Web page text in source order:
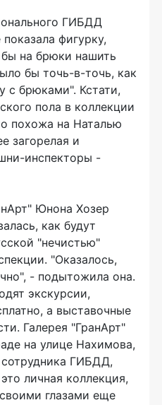
ГИБДД
фигурку,
на брюки нашить
бы точь-в-точь, как
с брюками". Кстати,
пола в коллекции
похожа на Наталью
загорелая и
инспекторы -
Юнона Хозер
как будут
"нечистью"
"Оказалось,
- подытожила она.
экскурсии,
а выставочные
Галерея "ГранАрт"
на улице Нахимова,
сотрудника ГИБДД,
личная коллекция,
глазами еще